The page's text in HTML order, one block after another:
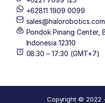
+62811 1909 0099
sales@halorobotics.com
Pondok Pinang Center,
Indonesia 12310
08:30 – 17:30 (GMT+7)
Copyright © 2022